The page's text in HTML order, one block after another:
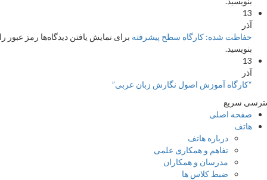
13
آذر
حفاظت شده: کارگاه سطح پیشرفتهبرای نمایش یافتن دیدگاه‌ها رمز عبور را
بنویسید.
13
آذر
“کارگاه آموزش اصول نگارش زبان عربی”
سریع
صفحه اصلی
هاتف
درباره هاتف
تفاهم و همکاری علمی
مدرسان و همکاران
ضبط کلاس ها